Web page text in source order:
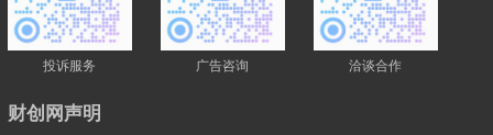
投诉服务 广告咨询 洽谈合作
财创网声明